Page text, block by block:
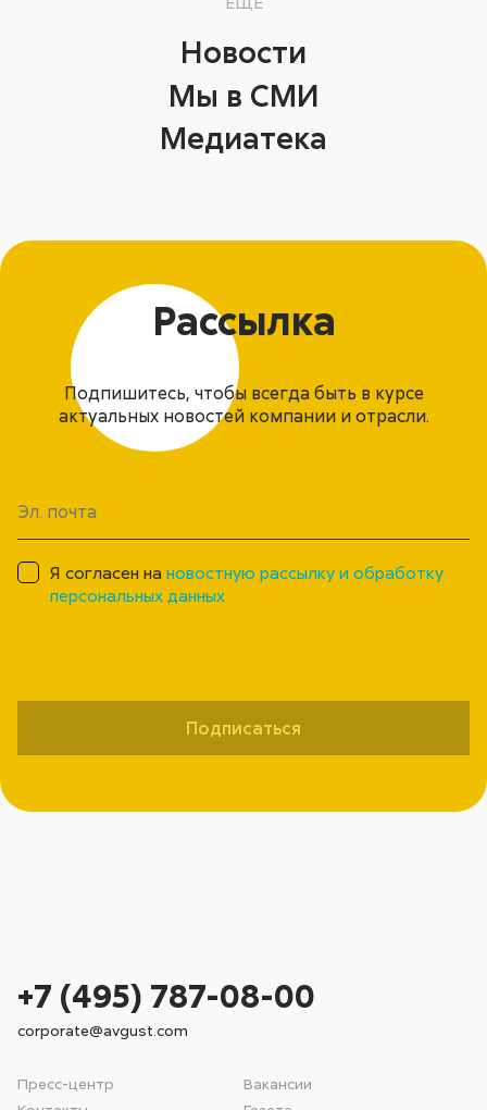
Новости
Мы в СМИ
Медиатека
Рассылка
Подпишитесь, чтобы всегда быть в курсе
актуальных новостей компании и отрасли.
Я согласен нановостную рассылку и обработку
персональных данных
Подписаться
Пресс-центр
Вакансии
+7 (495) 787-08-00
corporate@avgust.com